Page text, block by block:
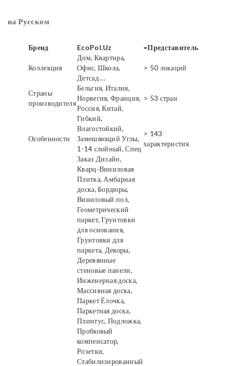
на Русском
Бренд EcoPol.Uz =Представитель
Коллекция
Дом, Квартира,
Офис, Школа,
Детсад ...
> 50 локаций
Страны
производителя
Бельгия, Италия,
Норвегия, Франция,
Россия, Китай,
> 53 стран
Особенности
Гибкий,
Влагостойкий,
Замешяющий Углы,
1-14 слойный, Спец
Заказ Дизайн,
> 143
характеристик
Кварц-Виниловая
Плитка, Амбарная
доска, Бордюры,
Виниловый пол,
Геометрический
паркет, Грунтовки
для основания,
Грунтовки для
паркета, Декоры,
Деревянные
стеновые панели,
Инженерная доска,
Массивная доска,
Паркет Ёлочка,
Паркетная доска,
Плинтус, Подложка,
Пробковый
компенсатор,
Розетки,
Стабилизированный